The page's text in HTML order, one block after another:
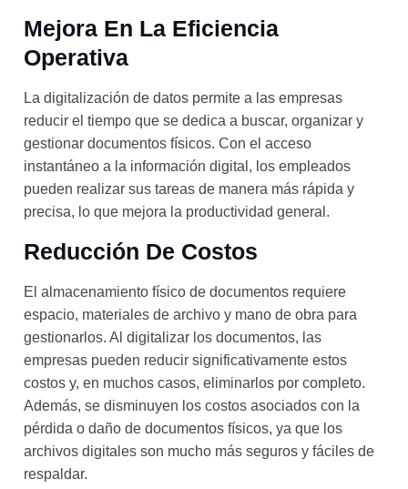
Mejora En La Eficiencia
Operativa
La digitalización de datos permite a las empresas
reducir el tiempo que se dedica a buscar, organizar y
gestionar documentos físicos. Con el acceso
instantáneo a la información digital, los empleados
pueden realizar sus tareas de manera más rápida y
precisa, lo que mejora la productividad general.
Reducción De Costos
El almacenamiento físico de documentos requiere
espacio, materiales de archivo y mano de obra para
gestionarlos. Al digitalizar los documentos, las
empresas pueden reducir significativamente estos
costos y, en muchos casos, eliminarlos por completo.
Además, se disminuyen los costos asociados con la
pérdida o daño de documentos físicos, ya que los
archivos digitales son mucho más seguros y fáciles de
respaldar.